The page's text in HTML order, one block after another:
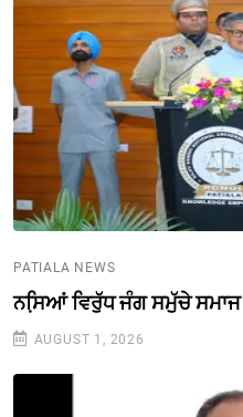
PATIALA NEWS
ਨਸਿ਼ਆਂ ਵਿਰੁੱਧ ਜੰਗ ਸਮੁੱਚੇ ਸਮਾਜ
AUGUST 1, 2026